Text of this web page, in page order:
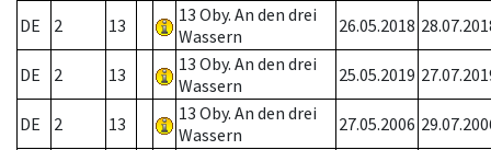
DE 2 13
13 Oby. An den drei
Wassern
26.05.2018
DE 2 13
13 Oby. An den drei
Wassern
25.05.2019
DE 2 13
13 Oby. An den drei
Wassern
27.05.2006